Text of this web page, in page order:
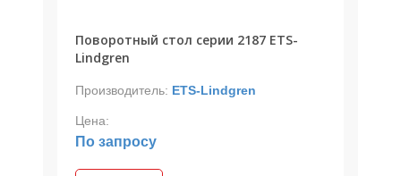
Поворотный стол серии 2187 ETS-
Lindgren
Производитель: ETS-Lindgren
Цена:
По запросу